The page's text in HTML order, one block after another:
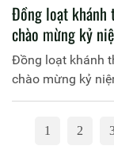
Đồng loạt khánh
chào mừng kỷ
Đồng loạt khánh
chào mừng kỷ
1 2